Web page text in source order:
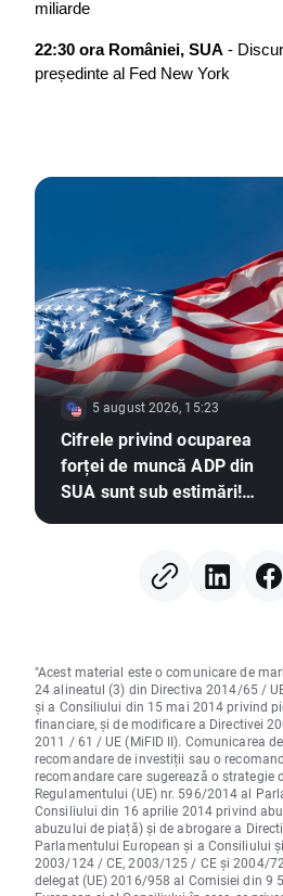
miliarde
22:30 ora României, SUA -
președinte al Fed New York
5 august 2026, 15:23
Cifrele privind ocuparea
forței de muncă ADP din
SUA sunt sub estimări!
"Acest material este o comunicare de
24 alineatul (3) din Directiva 2014/65 /
și a Consiliului din 15 mai 2014 privind
financiare, și de modificare a Directivei
2011 / 61 / UE (MiFID II). Comunicarea
recomandare de investiții sau o
recomandare care sugerează o strategie
Regulamentului (UE) nr. 596/2014 al
Consiliului din 16 aprilie 2014 privind
abuzului de piață) și de abrogare a
Parlamentului European și a Consiliului
2003/124 / CE, 2003/125 / CE și 2004/
delegat (UE) 2016/958 al Comisiei din 9